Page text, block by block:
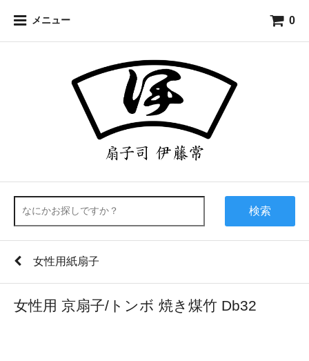
メニュー 0
検索
女性用紙扇子
女性用 京扇子/トンボ 焼き煤竹 Db32